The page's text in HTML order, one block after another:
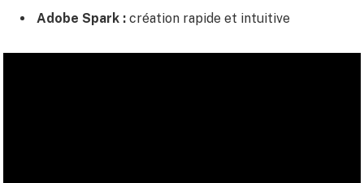
Adobe Spark : création rapide et intuitive